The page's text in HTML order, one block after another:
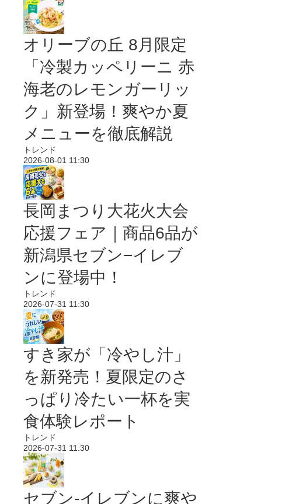
オリーブの丘 8月限定
「冷製カッペリーニ 赤
海老のレモンガーリッ
ク」新登場！爽やか夏
メニューを徹底解説
トレンド
2026-08-01 11:30
長岡まつり大花火大会
応援フェア｜商品6品が
新潟県セブン−イレブ
ンに登場中！
トレンド
2026-07-31 11:30
すき家が「冷やし汁」
を新発売！夏限定のさ
っぱり冷たい一杯を実
食体験レポート
トレンド
2026-07-31 11:30
セブン‐イレブンに爽や